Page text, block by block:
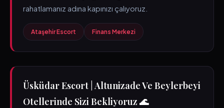
rahatlamanız adına kapınızı çalıyoruz.
Ataşehir Escort Finans Merkezi
Üsküdar Escort | Altunizade Ve Beylerbeyi
Otellerinde Sizi Bekliyoruz 🌊